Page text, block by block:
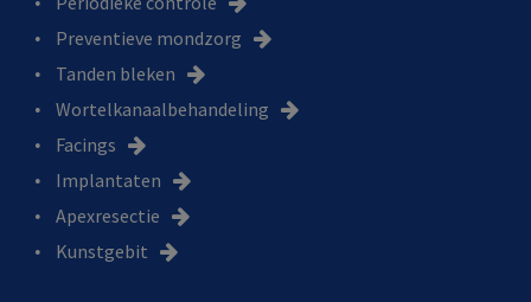
Preventieve mondzorg
Tanden bleken
Wortelkanaalbehandeling
Facings
Implantaten
Apexresectie
Kunstgebit